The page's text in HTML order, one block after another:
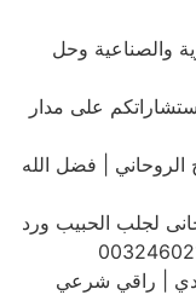
والصناعية وحل
على مدار
الروحاني | فضل الله
لجلب الحبيب ورد
| راقي شرعي